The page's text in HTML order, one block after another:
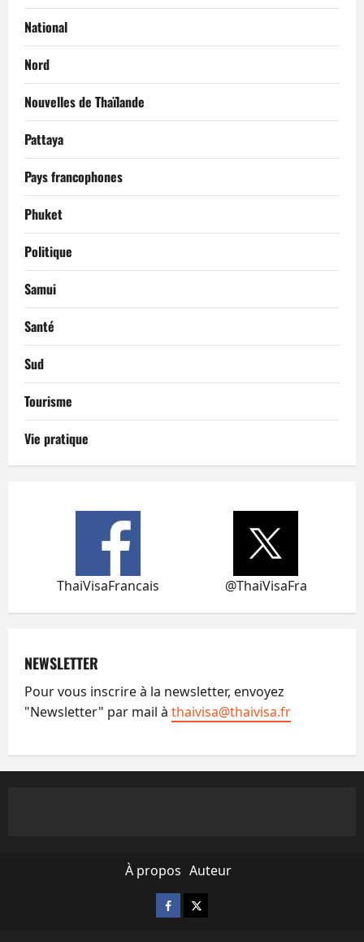
National
Nord
Nouvelles de Thaïlande
Pattaya
Pays francophones
Phuket
Politique
Samui
Santé
Sud
Tourisme
Vie pratique
ThaiVisaFrancais @ThaiVisaFra
NEWSLETTER
Pour vous inscrire à la newsletter, envoyez
"Newsletter" par mail à thaivisa@thaivisa.fr
À propos Auteur
Facebook
X